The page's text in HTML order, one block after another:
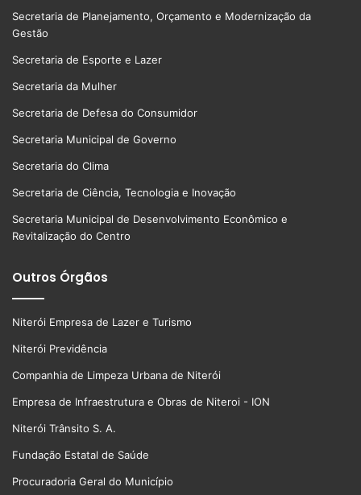
Secretaria de Planejamento, Orçamento e Modernização da
Gestão
Secretaria de Esporte e Lazer
Secretaria da Mulher
Secretaria de Defesa do Consumidor
Secretaria Municipal de Governo
Secretaria do Clima
Secretaria de Ciência, Tecnologia e Inovação
Secretaria Municipal de Desenvolvimento Econômico e
Revitalização do Centro
Outros Órgãos
Niterói Empresa de Lazer e Turismo
Niterói Previdência
Companhia de Limpeza Urbana de Niterói
Empresa de Infraestrutura e Obras de Niteroi - ION
Niterói Trânsito S. A.
Fundação Estatal de Saúde
Procuradoria Geral do Município